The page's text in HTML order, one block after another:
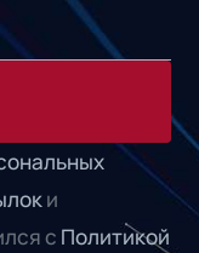
и
с Политикой